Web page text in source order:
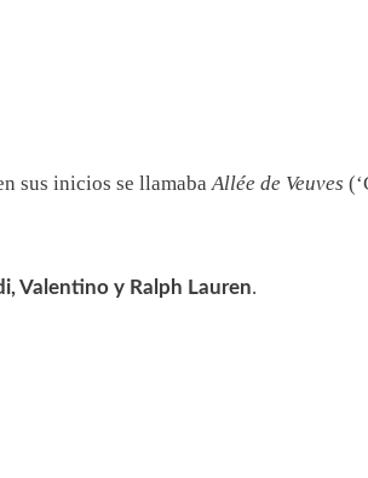
sus inicios se llamabaAllée de Veuves
Valentino y Ralph Lauren.